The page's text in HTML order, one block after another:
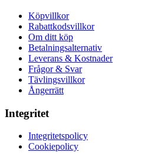
Köpvillkor
Rabattkodsvillkor
Om ditt köp
Betalningsalternativ
Leverans & Kostnader
Frågor & Svar
Tävlingsvillkor
Ångerrätt
Integritet
Integritetspolicy
Cookiepolicy